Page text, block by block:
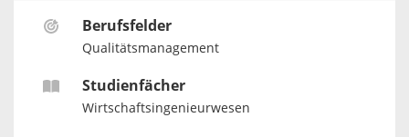
Berufsfelder
Qualitätsmanagement
Studienfächer
Wirtschaftsingenieurwesen